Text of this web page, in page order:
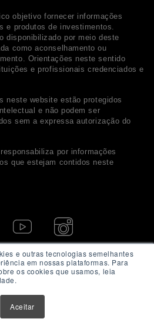
e outras tecnologias semelhantes
em nossas plataformas. Para
os cookies que usamos, leia
Aceitar
objetivo fornecer informações
e produtos de investimentos.
disponibilizado por meio deste
como aconselhamento ou
Orientações neste sentido
e profissionais credenciados e
neste website estão protegidos
e não podem ser
sem a expressa autorização do
por informações
que estejam contidos neste
Todos os direitos Reservados.